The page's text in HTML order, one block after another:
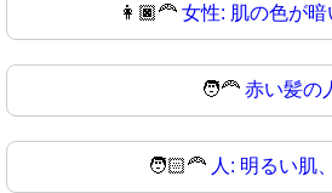
👩🏿‍🦰 女性: 肌の色が
🧑‍🦰 赤い髪の
🧑🏻‍🦰 人: 明るい肌